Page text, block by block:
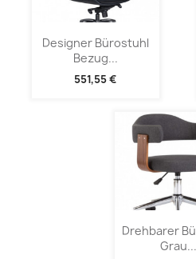
Designer Bürostuhl
Bezug...
551,55 €
Drehbarer
Grau...